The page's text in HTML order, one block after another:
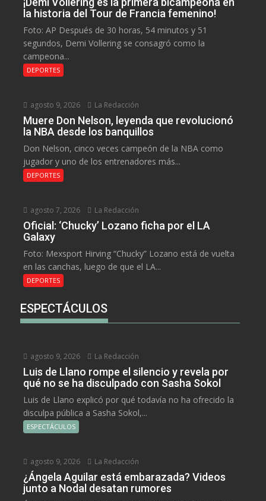
la historia del Tour de Francia femenino!
Foto: AP Después de 30 horas, 54 minutos y 51
segundos, Demi Vollering se consagró como la
campeona...
DEPORTES
agosto 9, 2026 La Redacción
Muere Don Nelson, leyenda que revolucionó
la NBA desde los banquillos
Don Nelson, cinco veces campeón de la NBA como
jugador y uno de los entrenadores más...
DEPORTES
agosto 7, 2026 La Redacción
Oficial: ‘Chucky’ Lozano ficha por el LA
Galaxy
Foto: Mexsport Hirving “Chucky” Lozano está de vuelta
en las canchas, luego de que el LA...
DEPORTES
ESPECTÁCULOS
agosto 9, 2026 La Redacción
Luis de Llano rompe el silencio y revela por
qué no se ha disculpado con Sasha Sokol
Luis de Llano explicó por qué todavía no ha ofrecido la
disculpa pública a Sasha Sokol,...
ESPECTÁCULOS
agosto 9, 2026 La Redacción
¿Ángela Aguilar está embarazada? Videos
junto a Nodal desatan rumores